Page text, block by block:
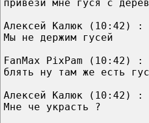
привези мне гуся с
Алексей Калюк (10:42) :
Мы не держим гусей
FanMax PixPam (10:42) :
блять ну там же есть
Алексей Калюк (10:42) :
Мне че украсть ?